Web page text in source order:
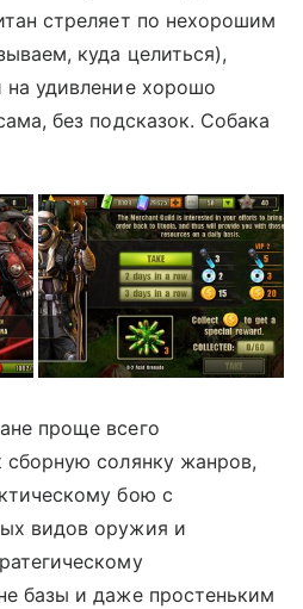
стреляет по нехорошим
куда целиться),
удивление хорошо
без подсказок. Собака
проще всего
сборную солянку жанров,
бою с
видов оружия и
базы и даже простеньким